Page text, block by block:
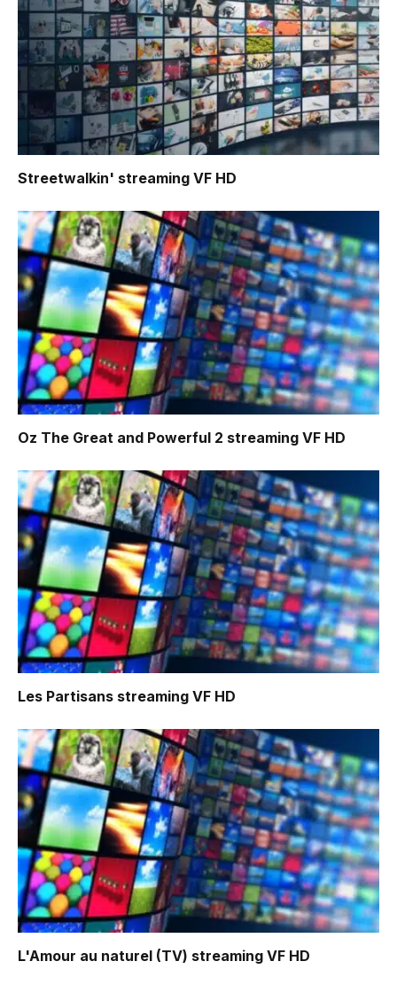
Streetwalkin' streaming VF HD
Oz The Great and Powerful 2 streaming VF HD
Les Partisans streaming VF HD
L'Amour au naturel (TV) streaming VF HD